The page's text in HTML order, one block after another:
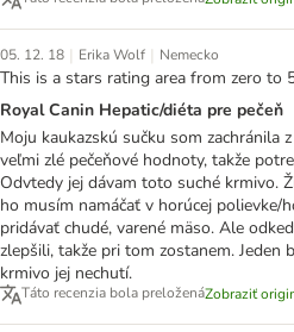
05. 12. 18 | Erika Wolf | Nemecko
This is a stars rating area from zero to
Royal Canin Hepatic/diéta pre pečeň
Moju kaukazskú sučku som zachránila
veľmi zlé pečeňové hodnoty, takže
Odvtedy jej dávam toto suché krmivo.
ho musím namáčať v horúcej polievke/
pridávať chudé, varené mäso. Ale
zlepšili, takže pri tom zostanem. Jeden
krmivo jej nechutí.
Táto recenzia bola preloženáZobraziť